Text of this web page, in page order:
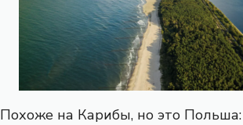
Похоже на Карибы, но это